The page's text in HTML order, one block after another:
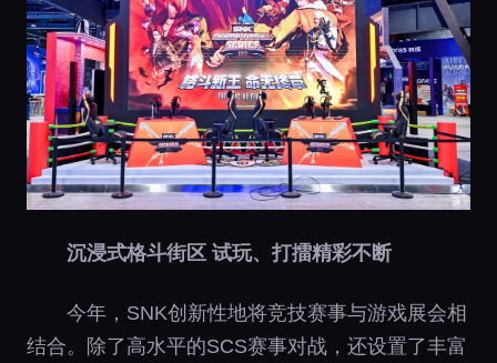
沉浸式格斗街区 试玩、打擂精彩不断
今年，SNK创新性地将竞技赛事与游戏展会相
结合。除了高水平的SCS赛事对战，还设置了丰富